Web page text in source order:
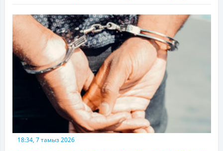
18:34, 7 тамыз 2026